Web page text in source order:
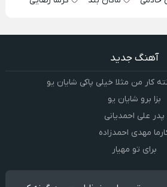
آهنگ جدید
کار من مثلا خیلی پاکی شایان یو
بزا برو شایان یو
پدر علی احمدیانی
مهدی احمدزاده
برای تو مهیار